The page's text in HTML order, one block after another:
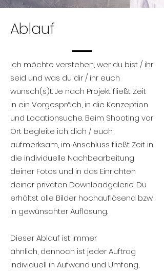
Ablauf
Ich möchte verstehen, wer du bist / ihr
seid und was du dir / ihr euch
wünsch(s)t. Je nach Projekt fließt Zeit
in ein Vorgespräch, in die Konzeption
und Locationsuche. Beim Shooting vor
Ort begleite ich dich / euch
aufmerksam, im Anschluss fließt Zeit in
die individuelle Nachbearbeitung
deiner Fotos und in das Einrichten
deiner privaten Downloadgalerie. Du
erhältst alle Bilder hochauflösend bzw.
in gewünschter Auflösung.
Dieser Ablauf ist immer
ähnlich, dennoch ist jeder Auftrag
individuell in Aufwand und Umfang,